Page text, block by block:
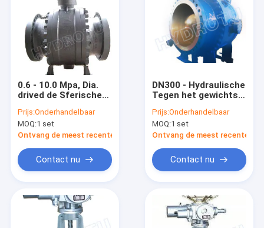
Producten
0.6 - 10.0 Mpa, Dia.
drived de Sferische
mm, Kogelklep, Van
een flens voorzien
Bolklep door
Prijs:Onderhandelbaar
MOQ:1 set
Ontvang de meest recente Prijs
Contact nu
DN300 - Hydraulische
Tegen het gewichts
2600 mm/Van een
flens voorzien
Bolklep voor
Prijs:Onderhandelbaar
MOQ:1 set
Ontvang de meest recente
Contact nu